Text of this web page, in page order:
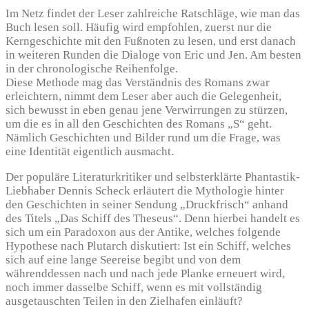
Im Netz findet der Leser zahlreiche Ratschläge, wie man das
Buch lesen soll. Häufig wird empfohlen, zuerst nur die
Kerngeschichte mit den Fußnoten zu lesen, und erst danach
in weiteren Runden die Dialoge von Eric und Jen. Am besten
in der chronologische Reihenfolge.
Diese Methode mag das Verständnis des Romans zwar
erleichtern, nimmt dem Leser aber auch die Gelegenheit,
sich bewusst in eben genau jene Verwirrungen zu stürzen,
um die es in all den Geschichten des Romans „S“ geht.
Nämlich Geschichten und Bilder rund um die Frage, was
eine Identität eigentlich ausmacht.
Der populäre Literaturkritiker und selbsterklärte Phantastik-
Liebhaber Dennis Scheck erläutert die Mythologie hinter
den Geschichten in seiner Sendung „Druckfrisch“ anhand
des Titels „Das Schiff des Theseus“. Denn hierbei handelt es
sich um ein Paradoxon aus der Antike, welches folgende
Hypothese nach Plutarch diskutiert: Ist ein Schiff, welches
sich auf eine lange Seereise begibt und von dem
währenddessen nach und nach jede Planke erneuert wird,
noch immer dasselbe Schiff, wenn es mit vollständig
ausgetauschten Teilen in den Zielhafen einläuft?